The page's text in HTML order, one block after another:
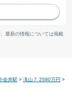
最新の情報については掲載
金井駅 > 滝山７ 2580万円 >